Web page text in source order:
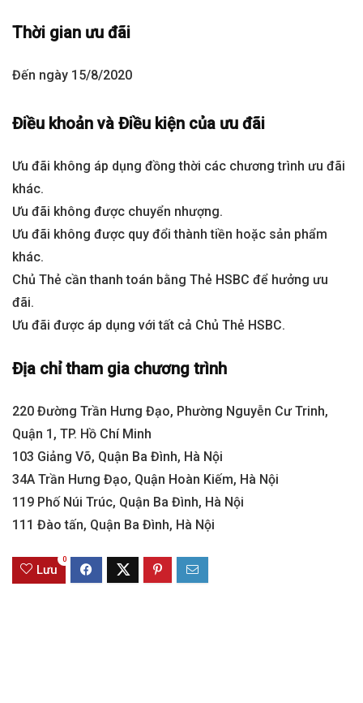
Thời gian ưu đãi
Đến ngày 15/8/2020
Điều khoản và Điều kiện của ưu đãi
Ưu đãi không áp dụng đồng thời các chương trình ưu đãi
khác.
Ưu đãi không được chuyển nhượng.
Ưu đãi không được quy đổi thành tiền hoặc sản phẩm
khác.
Chủ Thẻ cần thanh toán bằng Thẻ HSBC để hưởng ưu
đãi.
Ưu đãi được áp dụng với tất cả Chủ Thẻ HSBC.
Địa chỉ tham gia chương trình
220 Đường Trần Hưng Đạo, Phường Nguyễn Cư Trinh,
Quận 1, TP. Hồ Chí Minh
103 Giảng Võ, Quận Ba Đình, Hà Nội
34A Trần Hưng Đạo, Quận Hoàn Kiếm, Hà Nội
119 Phố Núi Trúc, Quận Ba Đình, Hà Nội
111 Đào tấn, Quận Ba Đình, Hà Nội
Lưu
0